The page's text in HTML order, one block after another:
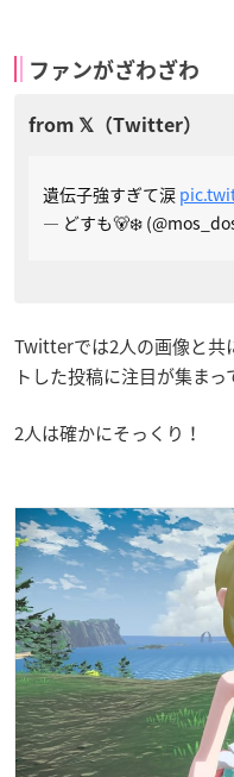
ファンがざわざわ
遺伝子強すぎて涙
— どすも🐻‍❄️
Twitterでは2人の画像と共
トした投稿に注目が集まっ
2人は確かにそっくり！